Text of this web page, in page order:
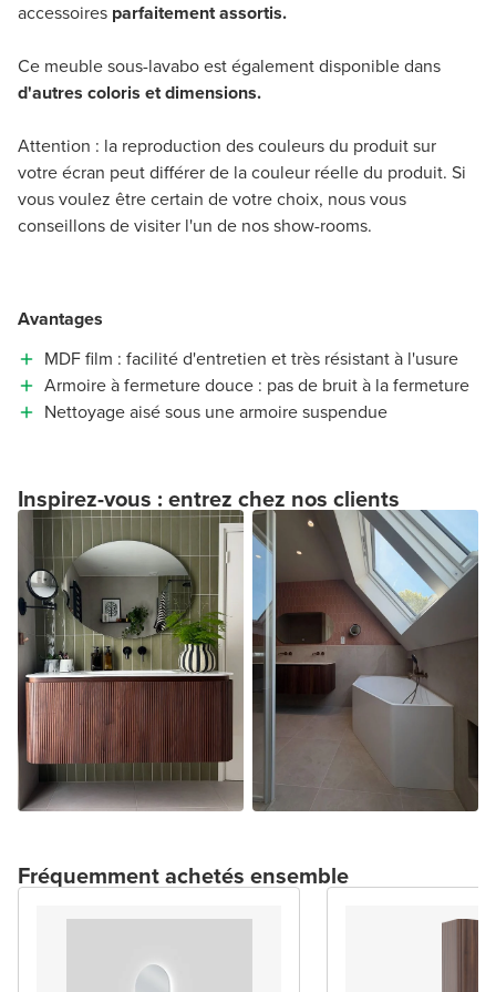
accessoires parfaitement assortis.
Ce meuble sous-lavabo est également disponible dans
d'autres coloris et dimensions.
Attention : la reproduction des couleurs du produit sur
votre écran peut différer de la couleur réelle du produit. Si
vous voulez être certain de votre choix, nous vous
conseillons de visiter l'un de nos show-rooms.
Avantages
MDF film : facilité d'entretien et très résistant à l'usure
Armoire à fermeture douce : pas de bruit à la fermeture
Nettoyage aisé sous une armoire suspendue
Inspirez-vous : entrez chez nos clients
Fréquemment achetés ensemble